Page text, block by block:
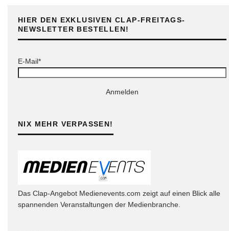
HIER DEN EXKLUSIVEN CLAP-FREITAGS-
NEWSLETTER BESTELLEN!
E-Mail*
Anmelden
NIX MEHR VERPASSEN!
Das Clap-Angebot Medienevents.com zeigt auf einen Blick alle
spannenden Veranstaltungen der Medienbranche.